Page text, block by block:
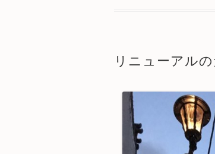
リニューアル